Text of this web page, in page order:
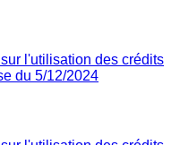
l'utilisation des crédits
du 5/12/2024